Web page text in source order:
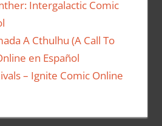
Intergalactic Comic
A Cthulhu (A Call To
en Español
– Ignite Comic Online